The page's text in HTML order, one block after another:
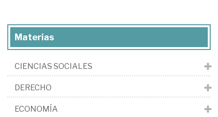
Materias
CIENCIAS SOCIALES
DERECHO
ECONOMÍA